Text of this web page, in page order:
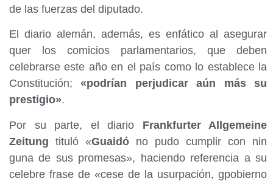
de las fuerzas del diputado.
El diario alemán, además, es enfático al asegurar
quer los comicios parlamentarios, que deben
celebrarse este año en el país como lo establece la
Constitución; «podrían perjudicar aún más su
prestigio».
Por su parte, el diario Frankfurter Allgemeine
Zeitung tituló «Guaidó no pudo cumplir con nin
guna de sus promesas», haciendo referencia a su
celebre frase de «cese de la usurpación, gpobierno